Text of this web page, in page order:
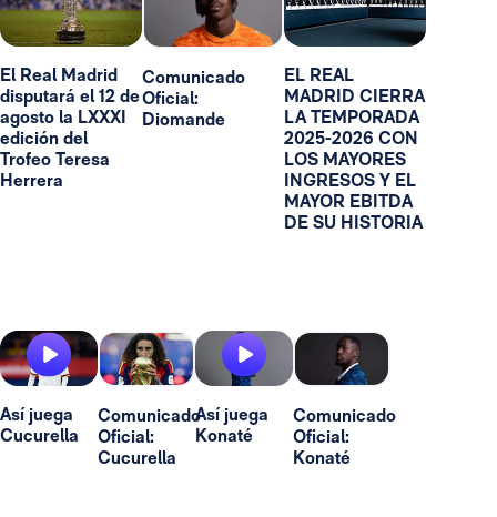
El Real Madrid
disputará el 12 de
agosto la LXXXI
edición del
Trofeo Teresa
Herrera
Comunicado
Oficial:
Diomande
EL REAL
MADRID CIERRA
LA TEMPORADA
2025-2026 CON
LOS MAYORES
INGRESOS Y EL
MAYOR EBITDA
DE SU HISTORIA
Así juega
Cucurella
Comunicado
Oficial:
Cucurella
Así juega
Konaté
Comunicado
Oficial:
Konaté